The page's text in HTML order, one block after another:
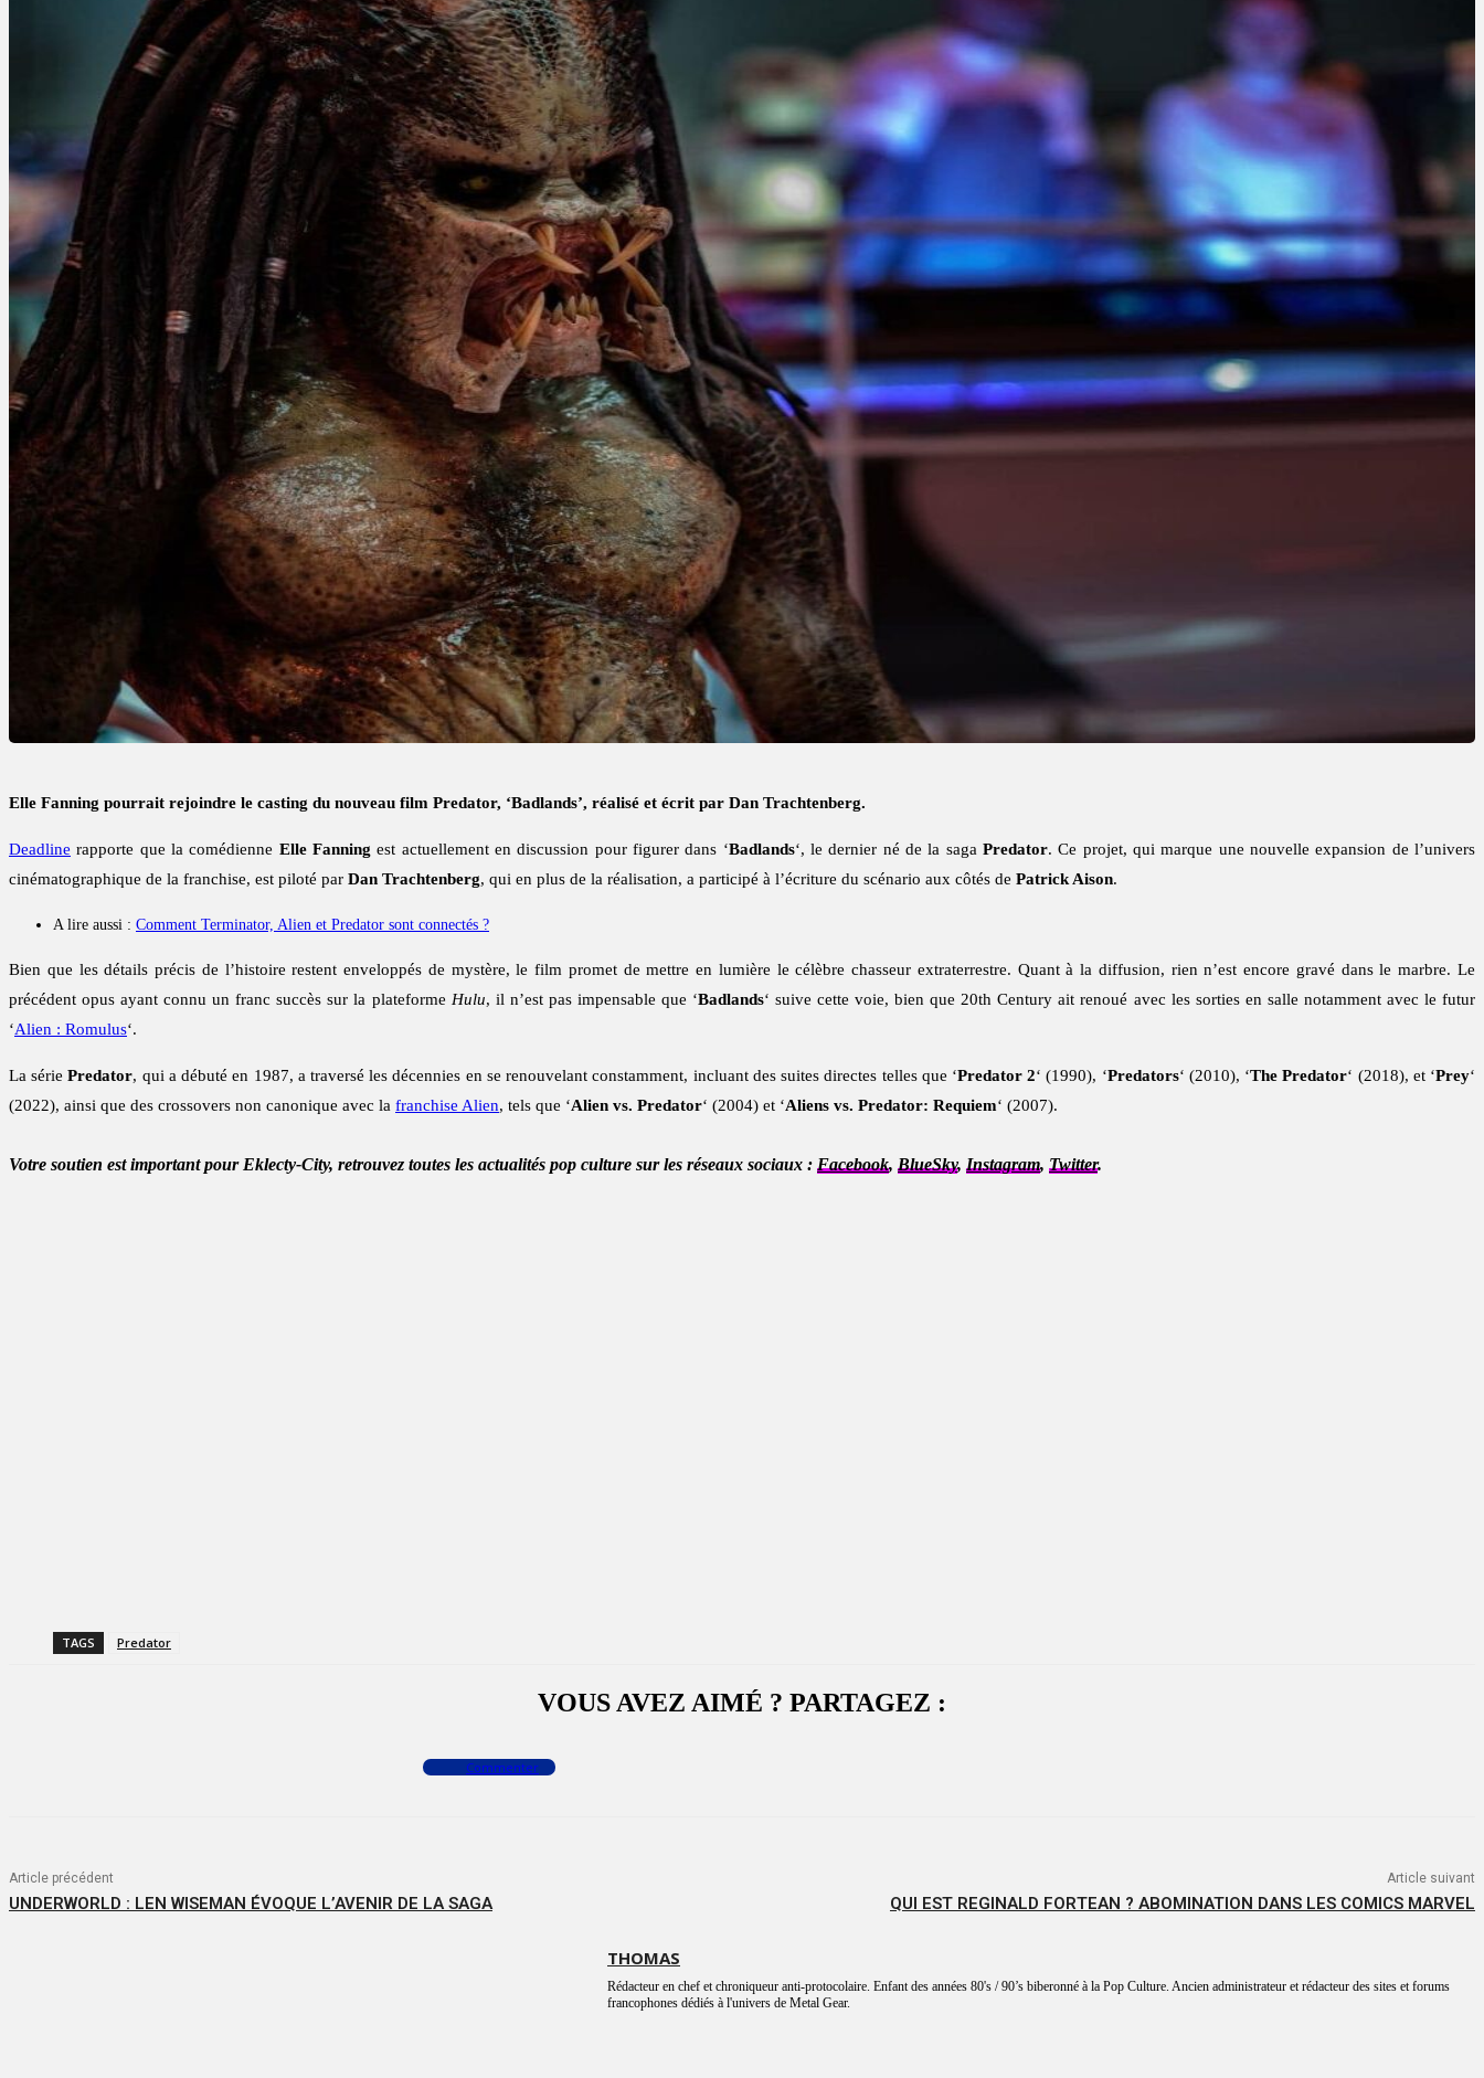
Elle Fanning pourrait rejoindre le casting du nouveau film Predator, ‘Badlands’, réalisé et écrit par Dan Trachtenberg.
Deadline rapporte que la comédienne Elle Fanning est actuellement en discussion pour figurer dans ‘Badlands‘, le dernier né de la sagaPredator. Ce projet, qui marque une nouvelle expansion de l’univers
cinématographique de la franchise, est piloté par Dan Trachtenberg, qui en plus de la réalisation, a participé à l’écriture du scénario aux côtés de Patrick Aison.
A lire aussi : Comment Terminator, Alien et Predator sont connectés ?
Bien que les détails précis de l’histoire restent enveloppés de mystère, le film promet de mettre en lumière le célèbre chasseur extraterrestre. Quant à la diffusion, rien n’est encore gravé dans le marbre. Le
précédent opus ayant connu un franc succès sur la plateforme Hulu, il n’est pas impensable que ‘Badlands‘ suive cette voie, bien que 20th Century ait renoué avec les sorties en salle notamment avec le futur
‘Alien : Romulus‘.
La sériePredator, qui a débuté en 1987, a traversé les décennies en se renouvelant constamment, incluant des suites directes telles que ‘Predator 2‘ (1990), ‘Predators‘ (2010), ‘The Predator‘ (2018), et ‘Prey‘
(2022), ainsi que des crossovers non canonique avec la franchise Alien, tels que ‘Alien vs. Predator‘ (2004) et ‘Aliens vs. Predator: Requiem‘ (2007).
Votre soutien est important pour Eklecty-City, retrouvez toutes les actualités pop culture sur les réseaux sociaux : Facebook, BlueSky, Instagram, Twitter.
TAGS Predator
VOUS AVEZ AIMÉ ? PARTAGEZ :
Commenter
Article précédent
UNDERWORLD : LEN WISEMAN ÉVOQUE L’AVENIR DE LA SAGA
Article suivant
QUI EST REGINALD FORTEAN ? ABOMINATION DANS LES COMICS MARVEL
THOMAS
Rédacteur en chef et chroniqueur anti-protocolaire. Enfant des années 80's / 90’s biberonné à la Pop Culture. Ancien administrateur et rédacteur des sites et forums
francophones dédiés à l'univers de Metal Gear.